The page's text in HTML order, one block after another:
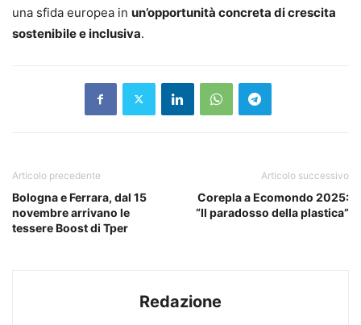
una sfida europea in un’opportunità concreta di crescita
sostenibile e inclusiva.
Articolo precedente
Bologna e Ferrara, dal 15
novembre arrivano le
tessere Boost di Tper
Articolo successivo
Corepla a Ecomondo 2025:
“Il paradosso della plastica”
Redazione